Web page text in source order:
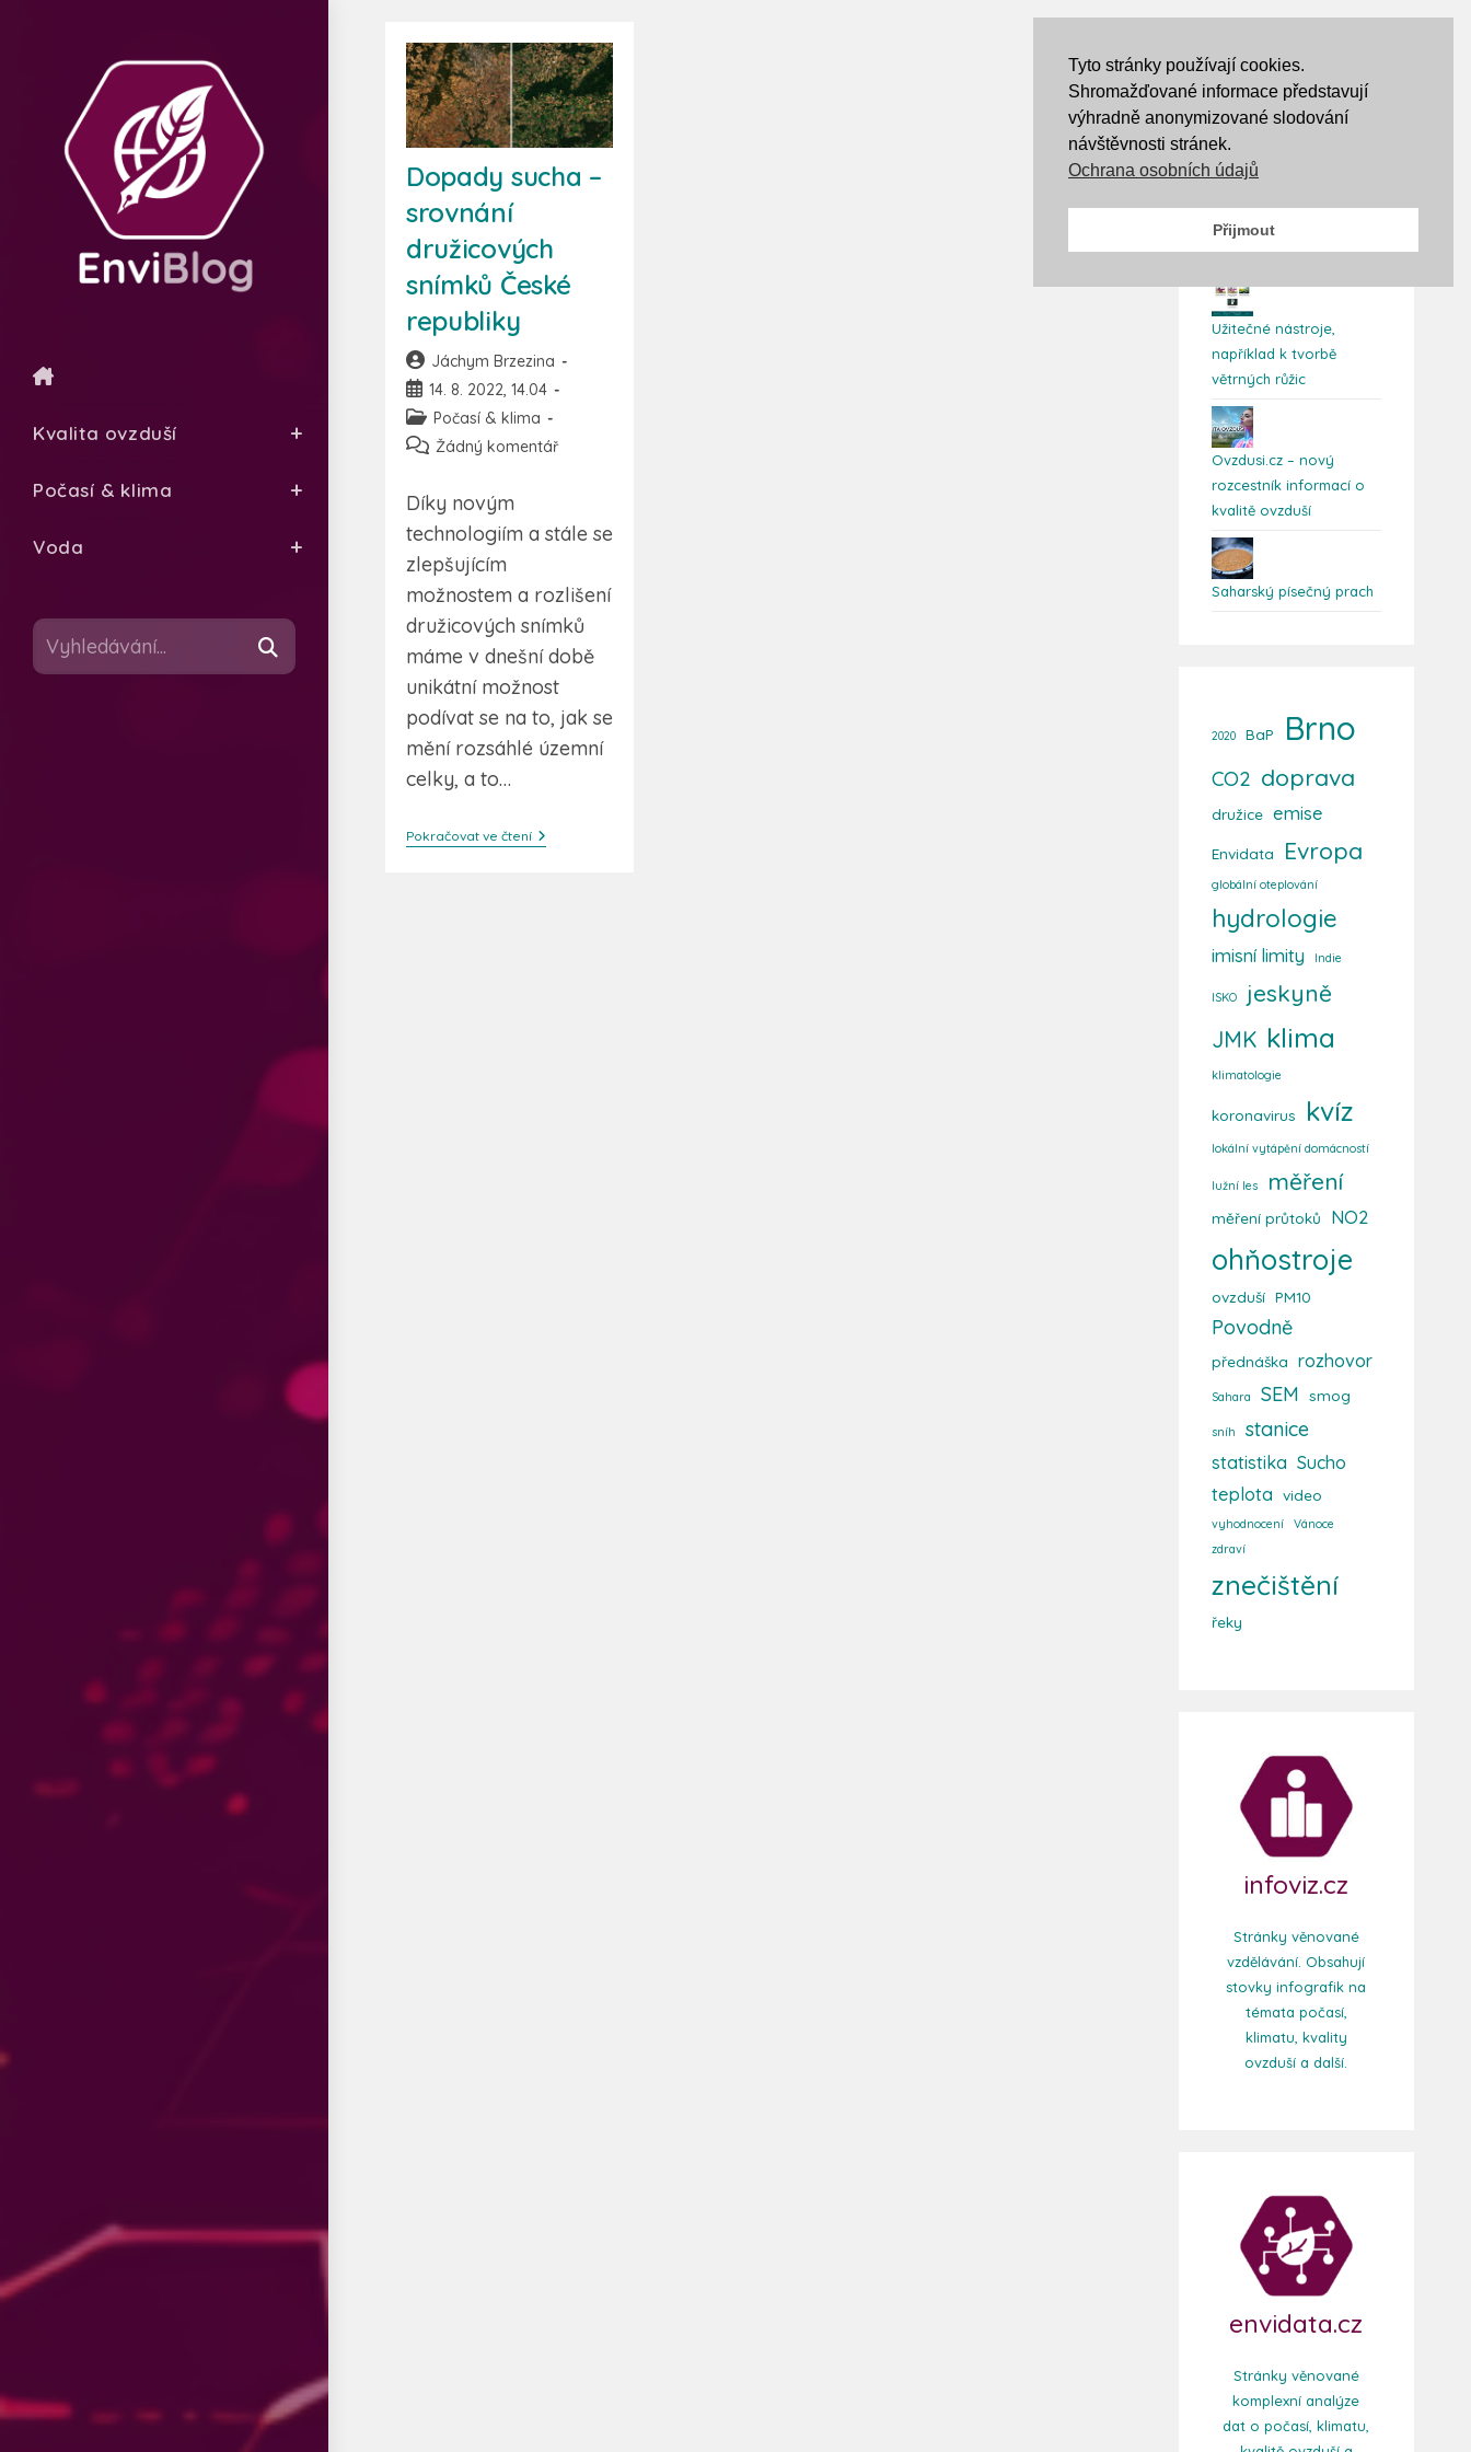
Kvalita ovzduší
Počasí & klima
Voda
Vyhledávání...
Dopady sucha –
srovnání
družicových
snímků České
republiky
Jáchym Brzezina
14. 8. 2022, 14.04
Počasí & klima
Žádný komentář
Díky novým
technologiím a stále se
zlepšujícím
možnostem a rozlišení
družicových snímků
máme v dnešní době
unikátní možnost
podívat se na to, jak se
mění rozsáhlé územní
celky, a to…
Pokračovat ve čtení
Elementor #6863
informace o odpadech
Užitečné nástroje,
například k tvorbě
větrných růžic
Ovzdusi.cz – nový
rozcestník informací o
kvalitě ovzduší
Saharský písečný prach
2020 BaP Brno
CO2 doprava
družice emise
Envidata Evropa
globální oteplování
hydrologie
imisní limity Indie
ISKO jeskyně
JMK klima
klimatologie
koronavirus kvíz
lokální vytápění domácností
lužní les měření
měření průtoků NO2
ohňostroje
ovzduší PM10
Povodně
přednáška rozhovor
Sahara SEM smog
sníh stanice
statistika Sucho
teplota video
vyhodnocení
Vánoce
zdraví
znečištění
řeky
infoviz.cz
Stránky věnované
vzdělávání. Obsahují
stovky infografik na
témata počasí,
klimatu, kvality
ovzduší a další.
envidata.cz
Stránky věnované
komplexní analýze
dat o počasí, klimatu,
Tyto stránky používají cookies.
Shromažďované informace představují
výhradně anonymizované slodování
návštěvnosti stránek.
Ochrana osobních údajů
Přijmout